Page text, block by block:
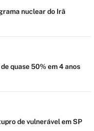
nuclear do Irã
quase 50% em 4 anos
de vulnerável em SP